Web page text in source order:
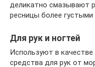
деликатно смазывают
ресницы более
Для рук и ногтей
Используют в
средства для рук от